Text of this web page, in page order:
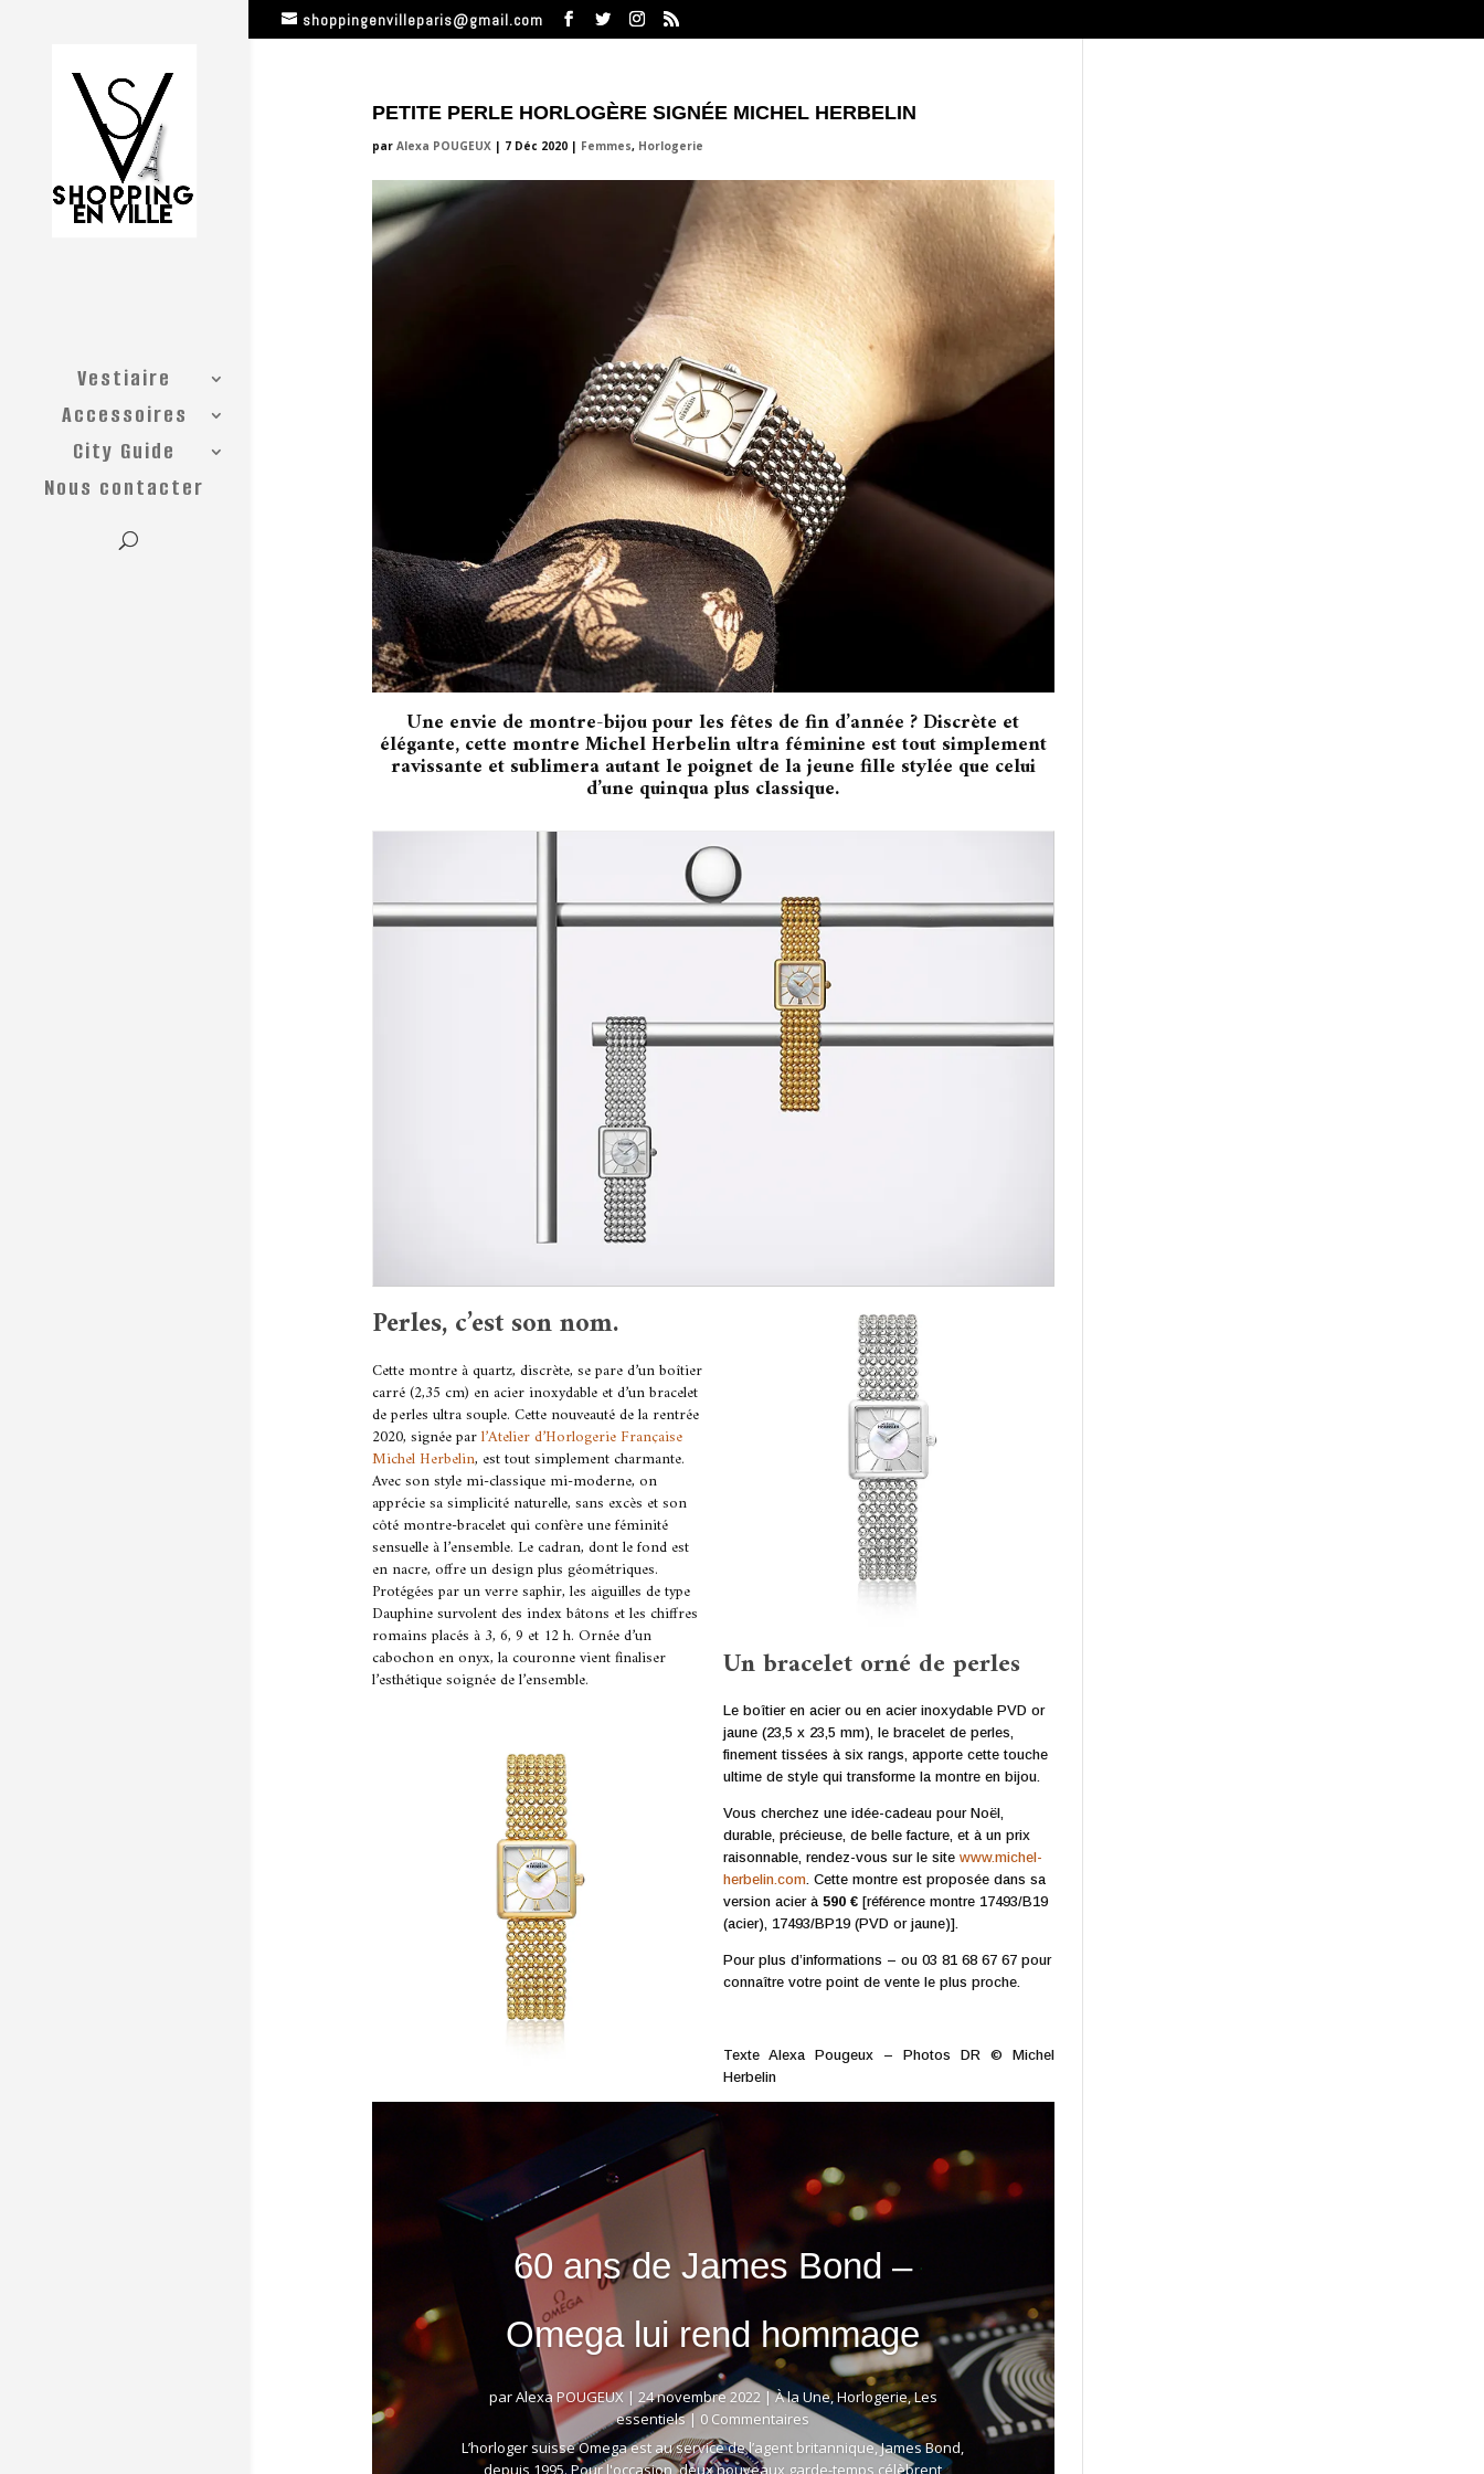
shoppingenvilleparis@gmail.com
Vestiaire
Accessoires
City Guide
Nous contacter
PETITE PERLE HORLOGÈRE SIGNÉE MICHEL HERBELIN
par Alexa POUGEUX| 7 Déc 2020| Femmes, Horlogerie
Une envie de montre-bijou pour les fêtes de fin d’année ? Discrète et
élégante, cette montre Michel Herbelin ultra féminine est tout simplement
ravissante et sublimera autant le poignet de la jeune fille stylée que celui
d’une quinqua plus classique.
Perles, c’est son nom.
Cette montre à quartz, discrète, se pare d’un boîtier
carré (2,35 cm) en acier inoxydable et d’un bracelet
de perles ultra souple. Cette nouveauté de la rentrée
2020, signée parl’Atelier d’Horlogerie Française
Michel Herbelin, est tout simplement charmante.
Avec son style mi-classique mi-moderne, on
apprécie sa simplicité naturelle, sans excès et son
côté montre-bracelet qui confère une féminité
sensuelle à l’ensemble. Le cadran, dont le fond est
en nacre, offre un design plus géométriques.
Protégées par un verre saphir, les aiguilles de type
Dauphine survolent des index bâtons et les chiffres
romains placés à 3, 6, 9 et 12 h. Ornée d’un
cabochon en onyx, la couronne vient finaliser
l’esthétique soignée de l’ensemble.
Un bracelet orné de perles
Le boîtier en acier ou en acier inoxydable PVD or
jaune (23,5 x 23,5 mm), le bracelet de perles,
finement tissées à six rangs, apporte cette touche
ultime de style qui transforme la montre en bijou.
Vous cherchez une idée-cadeau pour Noël,
durable, précieuse, de belle facture, et à un prix
raisonnable, rendez-vous sur le site www.michel-
herbelin.com . Cette montre est proposée dans sa
version acier à 590 € [référence montre 17493/B19
(acier), 17493/BP19 (PVD or jaune)].
Pour plus d’informations – ou 03 81 68 67 67 pour
connaître votre point de vente le plus proche.
Texte Alexa Pougeux – Photos DR © Michel
Herbelin
60 ans de James Bond –
Omega lui rend hommage
parAlexa POUGEUX| 24 novembre 2022|À la Une,Horlogerie,Les
essentiels| 0 Commentaires
L’horloger suisse Omega est au service de l’agent britannique, James Bond,
depuis 1995. Pour l'occasion, deux nouveaux garde-temps célèbrent